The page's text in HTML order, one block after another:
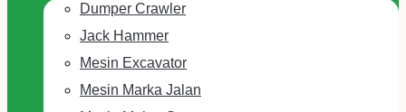
Dumper Crawler
Jack Hammer
Mesin Excavator
Mesin Marka Jalan